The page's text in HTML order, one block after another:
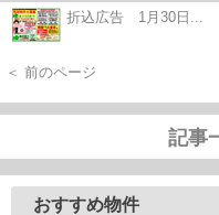
折込広告 1月30日...
＜ 前のページ
記事
おすすめ物件